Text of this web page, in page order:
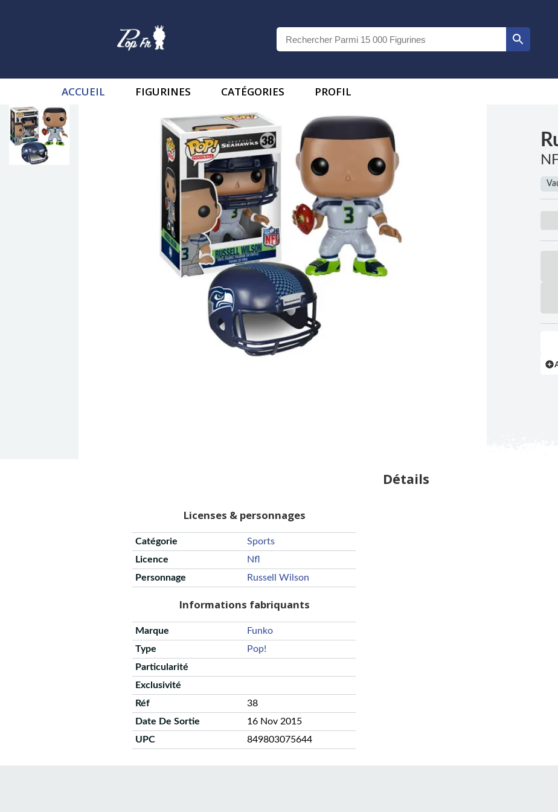
ACCUEIL FIGURINES CATÉGORIES PROFIL
Détails
Licenses & personnages
Catégorie
Sports
Licence
Nfl
Personnage
Russell Wilson
Informations fabriquants
Marque
Funko
Type
Pop!
Particularité
Exclusivité
Réf
38
Date De Sortie
16 Nov 2015
UPC
849803075644